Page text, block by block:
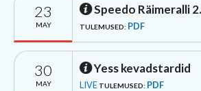
23
MAY
Speedo Räimeralli
TULEMUSED: PDF
30
MAY
Yess kevadstardid
LIVE TULEMUSED: PDF